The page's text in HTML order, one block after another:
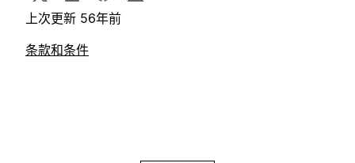
上次更新 56年前
条款和条件